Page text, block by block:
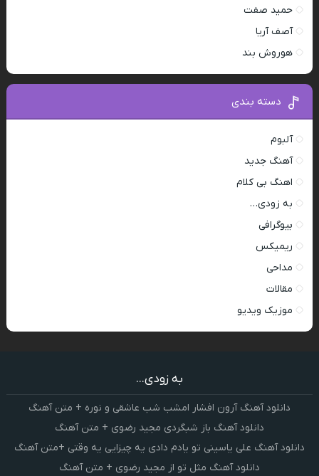
حمید صفت
آصف آریا
هوروش بند
دسته بندی
آلبوم
آهنگ جدید
اهنگ بی کلام
به زودی…
بیوگرافی
ریمیکس
مداحی
مقالات
موزیک ویدیو
به زودی...
دانلود آهنگ آرون افشار امشب شب عاشقی و نوره + متن آهنگ
دانلود آهنگ باز شبگردی مجید رضوی + متن آهنگ
دانلود آهنگ علی یاسینی تو یادم دادی یه چیزایی یه وقتی +متن آهنگ
دانلود آهنگ مثل تو از مجید رضوی + متن آهنگ